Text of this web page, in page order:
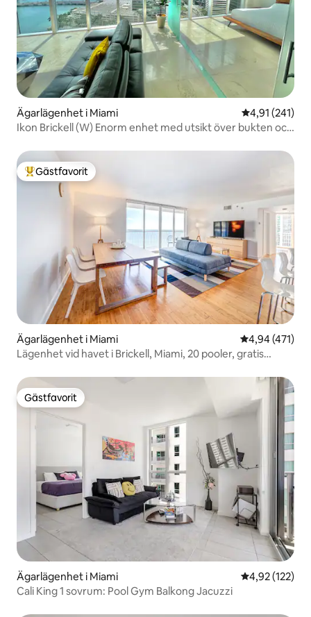
Ägarlägenhet i Miami 4,91 av 5 i
4,91 (241)
Ikon Brickell (W) Enorm enhet med utsikt över bukten och
Populär gästfavorit
Gästfavorit
Ägarlägenhet i Miami 4,94 av 5 i
4,94 (471)
Lägenhet vid havet i Brickell, Miami, 20 pooler, gratis
Gästfavorit
Gästfavorit
Ägarlägenhet i Miami 4,92 av 5 i
4,92 (122)
Cali King 1 sovrum: Pool Gym Balkong Jacuzzi